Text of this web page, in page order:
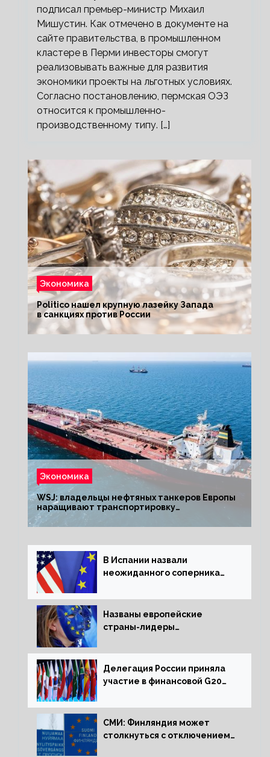
подписал премьер-министр Михаил
Мишустин. Как отмечено в документе на
сайте правительства, в промышленном
кластере в Перми инвесторы смогут
реализовывать важные для развития
экономики проекты на льготных условиях.
Согласно постановлению, пермская ОЭЗ
относится к промышленно-
производственному типу. […]
Экономика
Politico нашел крупную лазейку Запада
в санкциях против России
Экономика
WSJ: владельцы нефтяных танкеров Европы
наращивают транспортировку
из РФ до санкций
В Испании назвали
неожиданного соперника
Названы европейские
страны-лидеры
активов
Делегация России приняла
участие в финансовой G20
СМИ: Финляндия может
столкнуться с отключением